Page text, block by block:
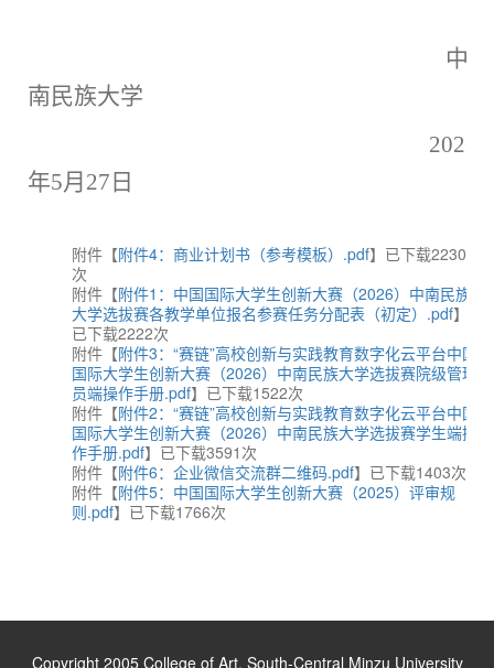
中
南民族大学
202
年5月 27 日
附件【附件4：商业计划书（参考模板）.pdf】已下载2230
次
附件【附件1：中国国际大学生创新大赛（2026）中南民族
大学选拔赛各教学单位报名参赛任务分配表（初定）.pdf】
已下载2222次
附件【附件3：“赛链”高校创新与实践教育数字化云平台中国
国际大学生创新大赛（2026）中南民族大学选拔赛院级管理
员端操作手册.pdf】已下载1522次
附件【附件2：“赛链”高校创新与实践教育数字化云平台中国
国际大学生创新大赛（2026）中南民族大学选拔赛学生端操
作手册.pdf】已下载3591次
附件【附件6：企业微信交流群二维码.pdf】已下载1403次
附件【附件5：中国国际大学生创新大赛（2025）评审规
则.pdf】已下载1766次
Copyright 2005 College of Art, South-Central Minzu University